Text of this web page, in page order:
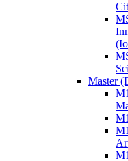
Master